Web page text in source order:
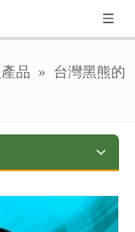
品 » 台灣黑熊的